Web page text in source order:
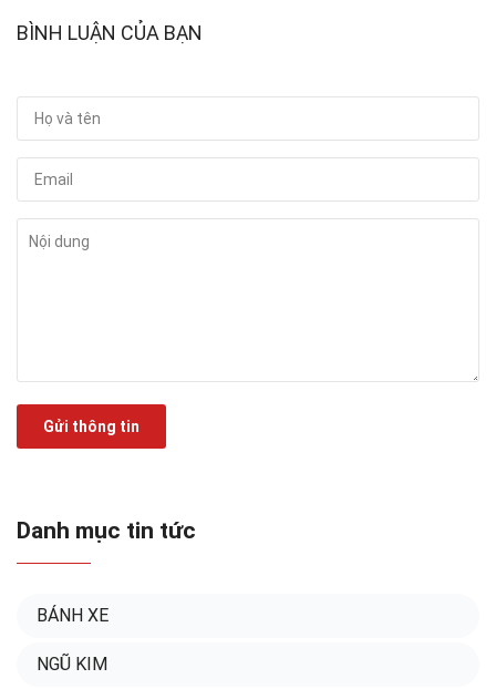
BÌNH LUẬN CỦA BẠN
Gửi thông tin
Danh mục tin tức
BÁNH XE
NGŨ KIM